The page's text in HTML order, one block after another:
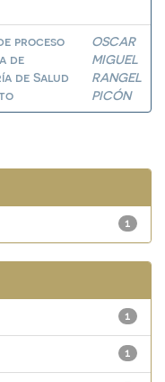
proceso
de
de Salud
OSCAR
MIGUEL
RANGEL
PICÓN
1
1
1